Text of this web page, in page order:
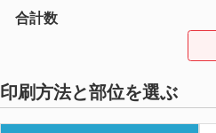
合計数
印刷方法と部位を選ぶ